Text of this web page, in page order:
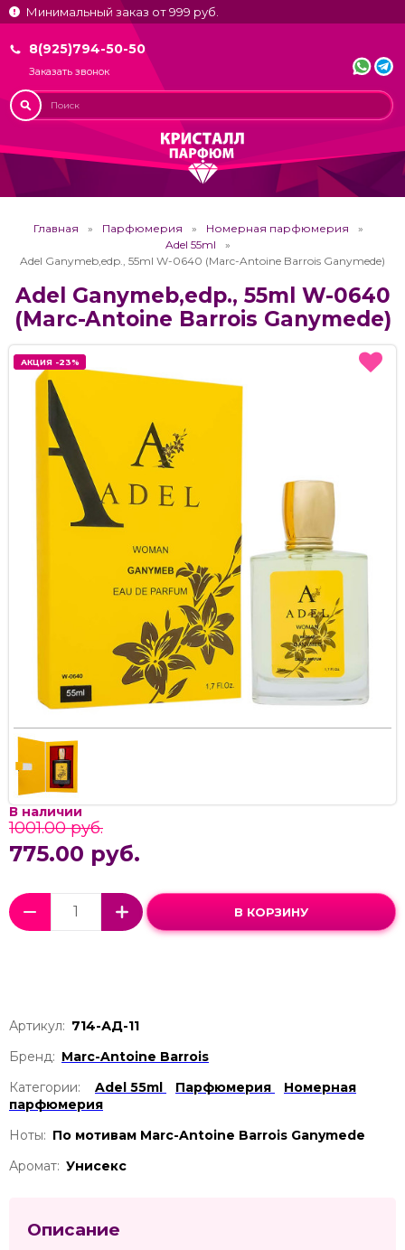
Минимальный заказ от 999 руб.
8(925)794-50-50
Заказать звонок
Главная Парфюмерия
Номерная парфюмерия
Adel 55ml
Adel Ganymeb,edp., 55ml W-0640 (Marc-Antoine Barrois Ganymede)
Adel Ganymeb,edp., 55ml W-0640
(Marc-Antoine Barrois Ganymede)
АКЦИЯ -23%
АКЦИЯ -23%
В наличии
1001.00 руб.
775.00 руб.
В КОРЗИНУ
Артикул: 714-АД-11
Бренд: Marc-Antoine Barrois
Категории:
Adel 55ml Парфюмерия
Номерная
парфюмерия
Ноты: По мотивам Marc-Antoine Barrois Ganymede
Аромат: Унисекс
Описание